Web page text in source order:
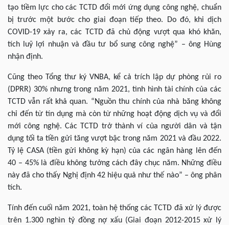
tạo tiềm lực cho các TCTD đổi mới ứng dụng công nghệ, chuẩn
bị trước một bước cho giai đoạn tiếp theo. Do đó, khi dịch
COVID-19 xảy ra, các TCTD đã chủ động vượt qua khó khăn,
tích luỹ lợi nhuận và đầu tư bổ sung công nghệ” – ông Hùng
nhận định.
Cũng theo Tổng thư ký VNBA, kể cả trích lập dự phòng rủi ro
(DPRR) 30% nhưng trong năm 2021, tình hình tài chính của các
TCTD vẫn rất khả quan. “Nguồn thu chính của nhà băng không
chỉ đến từ tín dụng mà còn từ những hoạt động dịch vụ và đổi
mới công nghệ. Các TCTD trở thành ví của người dân và tận
dụng tối ta tiền gửi tăng vượt bậc trong năm 2021 và đầu 2022.
Tỷ lệ CASA (tiền gửi không kỳ hạn) của các ngân hàng lên đến
40 – 45% là điều không tưởng cách đây chục năm. Những điều
này đã cho thấy Nghị định 42 hiệu quả như thế nào” – ông phân
tích.
Tính đến cuối năm 2021, toàn hệ thống các TCTD đã xử lý được
trên 1.300 nghìn tỷ đồng nợ xấu (Giai đoạn 2012-2015 xử lý